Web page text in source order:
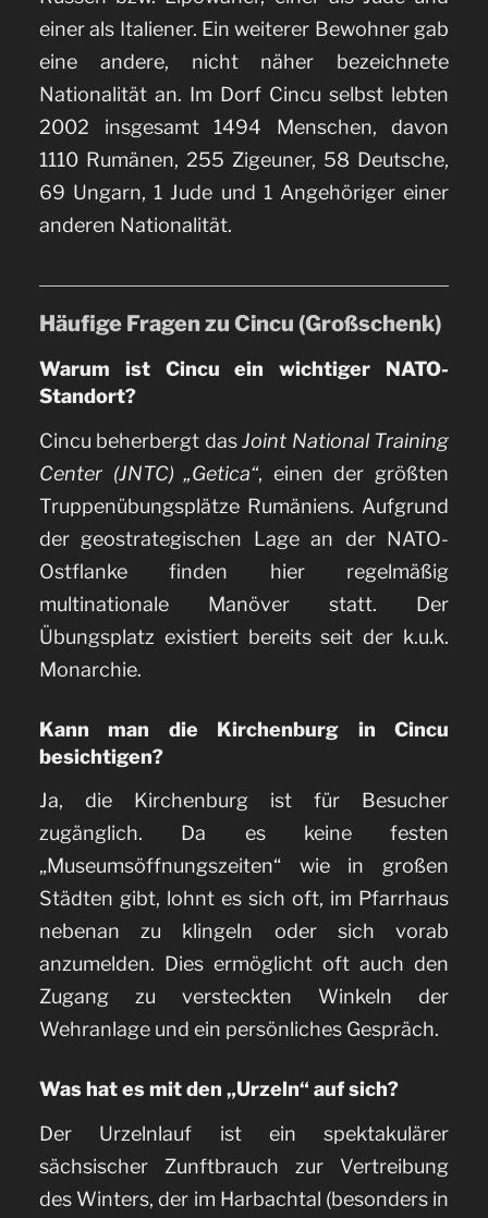
einer als Italiener. Ein weiterer Bewohner gab
eine andere, nicht näher bezeichnete
Nationalität an. Im Dorf Cincu selbst lebten
2002 insgesamt 1494 Menschen, davon
1110 Rumänen, 255 Zigeuner, 58 Deutsche,
69 Ungarn, 1 Jude und 1 Angehöriger einer
anderen Nationalität.
Häufige Fragen zu Cincu (Großschenk)
Warum ist Cincu ein wichtiger NATO-
Standort?
Cincu beherbergt dasJoint National Training
Center (JNTC) „Getica“, einen der größten
Truppenübungsplätze Rumäniens. Aufgrund
der geostrategischen Lage an der NATO-
Ostflanke finden hier regelmäßig
multinationale Manöver statt. Der
Übungsplatz existiert bereits seit der k.u.k.
Monarchie.
Kann man die Kirchenburg in Cincu
besichtigen?
Ja, die Kirchenburg ist für Besucher
zugänglich. Da es keine festen
„Museumsöffnungszeiten“ wie in großen
Städten gibt, lohnt es sich oft, im Pfarrhaus
nebenan zu klingeln oder sich vorab
anzumelden. Dies ermöglicht oft auch den
Zugang zu versteckten Winkeln der
Wehranlage und ein persönliches Gespräch.
Was hat es mit den „Urzeln“ auf sich?
Der Urzelnlauf ist ein spektakulärer
sächsischer Zunftbrauch zur Vertreibung
des Winters, der im Harbachtal (besonders in